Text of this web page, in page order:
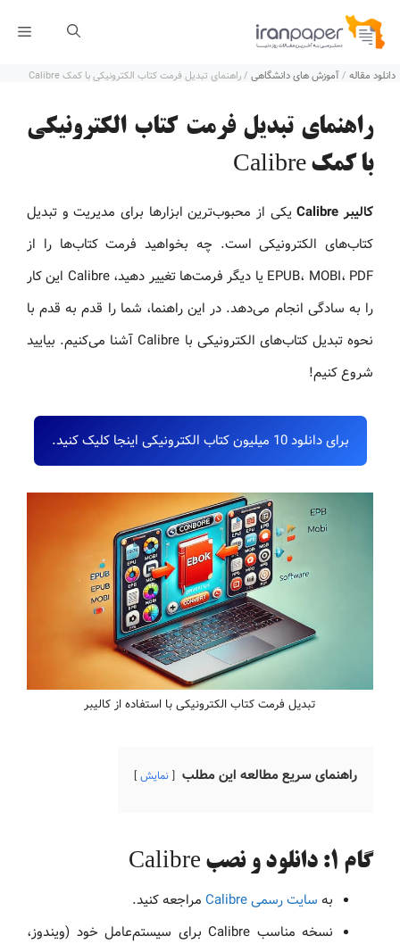
پرش
محتوا
دانلود مقاله /آموزش های دانشگاهی /راهنمای تبدیل فرمت کتاب الکترونیکی با کمک Calibre
راهنمای تبدیل فرمت کتاب الکترونیکی
با کمک Calibre
کالیبر Calibre
یکی از محبوب‌ترین ابزارها برای مدیریت و تبدیل
کتاب‌های الکترونیکی است. چه بخواهید فرمت کتاب‌ها را از
EPUB، MOBI، PDF یا دیگر فرمت‌ها تغییر دهید، Calibre این کار
را به سادگی انجام می‌دهد. در این راهنما، شما را قدم به قدم با
نحوه تبدیل کتاب‌های الکترونیکی با Calibre آشنا می‌کنیم. بیایید
شروع کنیم!
برای دانلود 10 میلیون کتاب الکترونیکی اینجا کلیک کنید.
تبدیل فرمت کتاب الکترونیکی با استفاده از کالیبر
راهنمای سریع مطالعه این مطلب نمایش
گام ۱: دانلود و نصب Calibre
به سایت رسمی Calibre
مراجعه کنید.
نسخه مناسب Calibre برای سیستم‌عامل خود (ویندوز،